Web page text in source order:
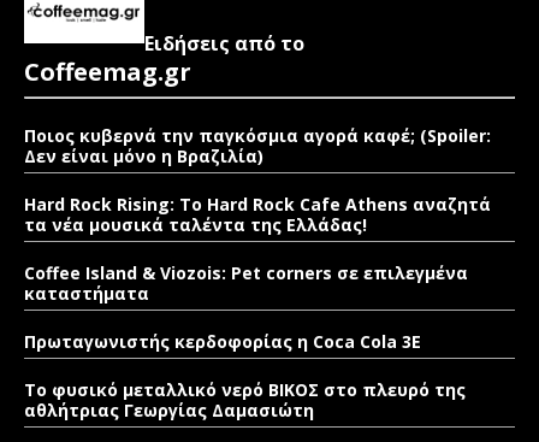
Ειδήσεις από το
Coffeemag.gr
Ποιος κυβερνά την παγκόσμια αγορά καφέ; (Spoiler:
Δεν είναι μόνο η Βραζιλία)
Hard Rock Rising: Το Hard Rock Cafe Athens αναζητά
τα νέα μουσικά ταλέντα της Ελλάδας!
Coffee Island & Viozois: Pet corners σε επιλεγμένα
καταστήματα
Πρωταγωνιστής κερδοφορίας η Coca Cola 3E
Το φυσικό μεταλλικό νερό ΒΙΚΟΣ στο πλευρό της
αθλήτριας Γεωργίας Δαμασιώτη